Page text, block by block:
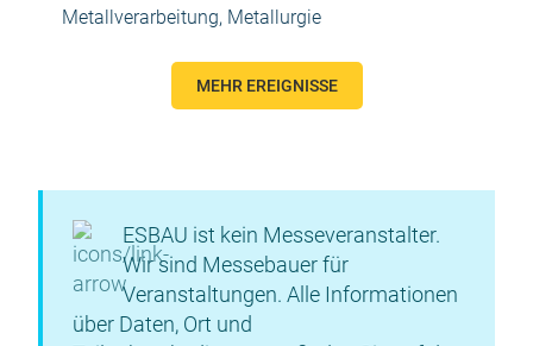
Metallverarbeitung, Metallurgie
MEHR EREIGNISSE
ESBAU ist kein Messeveranstalter.
Wir sind Messebauer für
Veranstaltungen. Alle Informationen
über Daten, Ort und